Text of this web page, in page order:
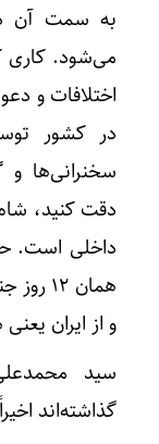
به سمت آن
می‌شود. کاری
اختلافات و
در کشور
سخنرانی‌ها
دقت کنید،
داخلی است.
همان
و از ایران
سید
گذاشته‌اند